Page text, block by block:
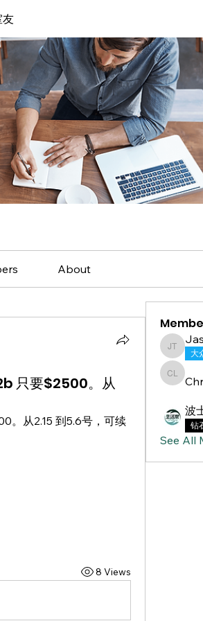
友
About
只要$2500。从
。从2.15 到5.6号，可续
8 Views
大
Chris
波
钻
See All